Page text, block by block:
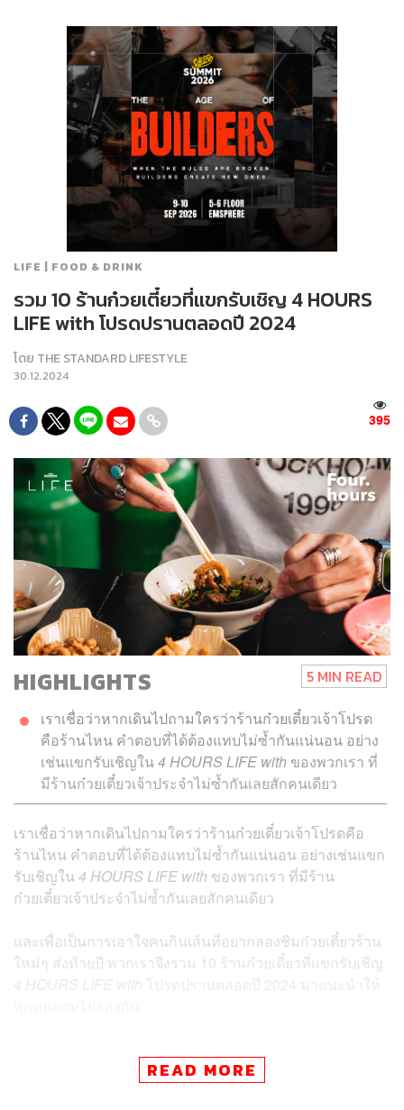
LIFE | FOOD & DRINK
รวม 10 ร้านก๋วยเตี๋ยวที่แขกรับเชิญ 4 HOURS
LIFE with โปรดปรานตลอดปี 2024
โดย THE STANDARD LIFESTYLE
30.12.2024
395
HIGHLIGHTS 5 MIN READ
เราเชื่อว่าหากเดินไปถามใครว่าร้านก๋วยเตี๋ยวเจ้าโปรด
คือร้านไหน คำตอบที่ได้ต้องแทบไม่ซ้ำกันแน่นอน อย่าง
เช่นแขกรับเชิญใน4 HOURS LIFE with ของพวกเรา ที่
มีร้านก๋วยเตี๋ยวเจ้าประจำไม่ซ้ำกันเลยสักคนเดียว
เราเชื่อว่าหากเดินไปถามใครว่าร้านก๋วยเตี๋ยวเจ้าโปรดคือ
ร้านไหน คำตอบที่ได้ต้องแทบไม่ซ้ำกันแน่นอน อย่างเช่นแขก
รับเชิญใน4 HOURS LIFE with ของพวกเรา ที่มีร้าน
ก๋วยเตี๋ยวเจ้าประจำไม่ซ้ำกันเลยสักคนเดียว
และเพื่อเป็นการเอาใจคนกินเส้นที่อยากลองชิมก๋วยเตี๋ยวร้าน
ใหม่ๆ ส่งท้ายปี พวกเราจึงรวม 10 ร้านก๋วยเตี๋ยวที่แขกรับเชิญ
โปรดของทุกคนจะเป็นร้านเดียวกับแขกรับเชิญคนไหนบ้าง
READ MORE